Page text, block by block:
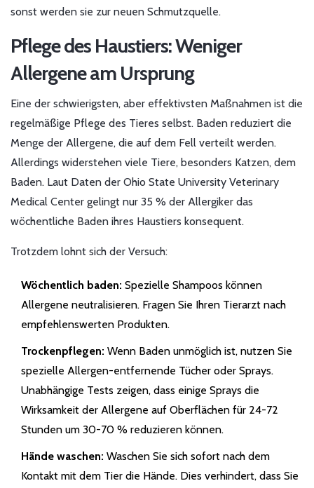
sonst werden sie zur neuen Schmutzquelle.
Pflege des Haustiers: Weniger
Allergene am Ursprung
Eine der schwierigsten, aber effektivsten Maßnahmen ist die
regelmäßige Pflege des Tieres selbst. Baden reduziert die
Menge der Allergene, die auf dem Fell verteilt werden.
Allerdings widerstehen viele Tiere, besonders Katzen, dem
Baden. Laut Daten der Ohio State University Veterinary
Medical Center gelingt nur 35 % der Allergiker das
wöchentliche Baden ihres Haustiers konsequent.
Trotzdem lohnt sich der Versuch:
Wöchentlich baden: Spezielle Shampoos können
Allergene neutralisieren. Fragen Sie Ihren Tierarzt nach
empfehlenswerten Produkten.
Trockenpflegen: Wenn Baden unmöglich ist, nutzen Sie
spezielle Allergen-entfernende Tücher oder Sprays.
Unabhängige Tests zeigen, dass einige Sprays die
Wirksamkeit der Allergene auf Oberflächen für 24-72
Stunden um 30-70 % reduzieren können.
Hände waschen: Waschen Sie sich sofort nach dem
Kontakt mit dem Tier die Hände. Dies verhindert, dass Sie